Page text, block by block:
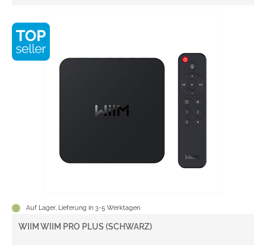
Auf Lager, Lieferung in 3-5 Werktagen
WIIM WIIM PRO PLUS (SCHWARZ)